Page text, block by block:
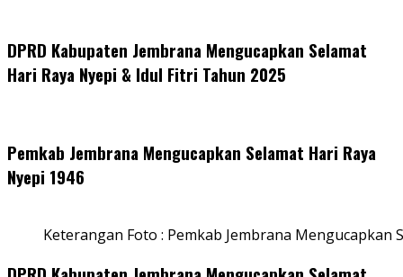
DPRD Kabupaten Jembrana Mengucapkan Selamat
Hari Raya Nyepi & Idul Fitri Tahun 2025
Pemkab Jembrana Mengucapkan Selamat Hari Raya
Nyepi 1946
Keterangan Foto : Pemkab Jembrana Mengucapkan